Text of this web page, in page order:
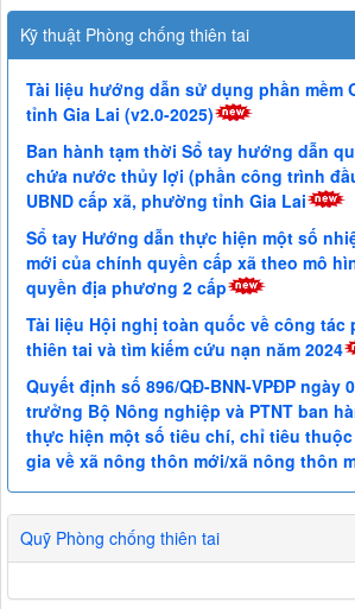
Kỹ thuật Phòng chống thiên tai
Tài liệu hướng dẫn sử dụng phần mềm
tỉnh Gia Lai (v2.0-2025)
Ban hành tạm thời Sổ tay hướng dẫn
chứa nước thủy lợi (phần công trình
UBND cấp xã, phường tỉnh Gia Lai
Sổ tay Hướng dẫn thực hiện một số
mới của chính quyền cấp xã theo mô
quyền địa phương 2 cấp
Tài liệu Hội nghị toàn quốc về công tác
thiên tai và tìm kiếm cứu nạn năm 2024
Quyết định số 896/QĐ-BNN-VPĐP ngày
trưởng Bộ Nông nghiệp và PTNT ban
thực hiện một số tiêu chí, chỉ tiêu
gia về xã nông thôn mới/xã nông thôn
Quỹ Phòng chống thiên tai